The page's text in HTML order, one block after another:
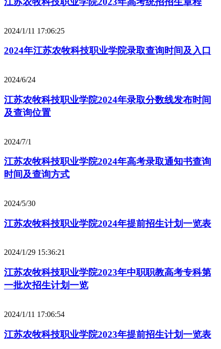
2024/1/11 17:06:25
2024年江苏农牧科技职业学院录取查询时间及入口
2024/6/24
江苏农牧科技职业学院2024年录取分数线发布时间
及查询位置
2024/7/1
江苏农牧科技职业学院2024年高考录取通知书查询
时间及查询方式
2024/5/30
江苏农牧科技职业学院2024年提前招生计划一览表
2024/1/29 15:36:21
江苏农牧科技职业学院2023年中职职教高考专科第
一批次招生计划一览
2024/1/11 17:06:54
江苏农牧科技职业学院2023年提前招生计划一览表